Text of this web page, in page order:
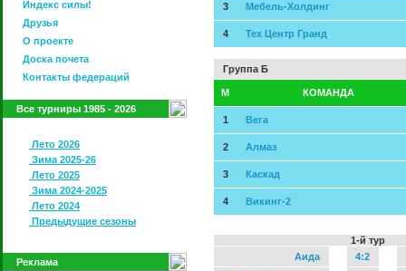
Индекс силы!
Друзья
О проекте
Доска почета
Контакты федераций
Все турниры 1985 - 2026
Лето 2026
Зима 2025-26
Лето 2025
Зима 2024-2025
Лето 2024
Предыдущие сезоны
Реклама
3 Мебель-Холдинг
4 Тех Центр Гранд
Группа Б
M КОМАНДА
1 Вега
2 Алмаз
3 Каскад
4 Викинг-2
1-й тур
Аида
4:2